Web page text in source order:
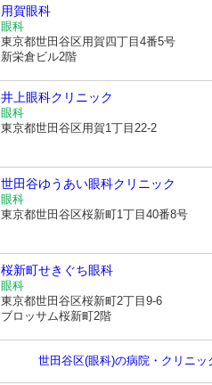
用賀眼科
眼科
東京都世田谷区用賀四丁目4番5号
新栄倉ビル2階
井上眼科クリニック
眼科
東京都世田谷区用賀1丁目22-2
世田谷ゆうあい眼科クリニック
眼科
東京都世田谷区桜新町1丁目40番8号
桜新町せきぐち眼科
眼科
東京都世田谷区桜新町2丁目9-6
ブロッサム桜新町2階
世田谷区(眼科)の病院・クリニッ